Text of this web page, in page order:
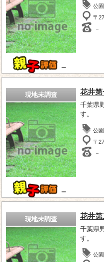
－
公園
〒
－
現地未調査
－
花井第
千葉県
す。
公園
〒
－
現地未調査 花井第
千葉県
す。
公園